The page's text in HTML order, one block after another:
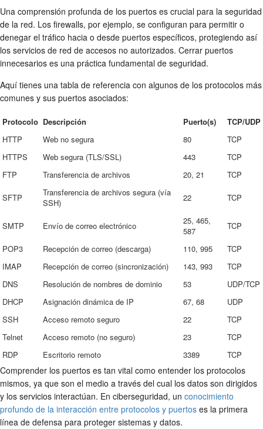
Una comprensión profunda de los puertos es crucial para la seguridad
de la red. Los firewalls, por ejemplo, se configuran para permitir o
denegar el tráfico hacia o desde puertos específicos, protegiendo así
los servicios de red de accesos no autorizados. Cerrar puertos
innecesarios es una práctica fundamental de seguridad.
Aquí tienes una tabla de referencia con algunos de los protocolos más
comunes y sus puertos asociados:
Protocolo Descripción Puerto(s)
TCP/UDP
HTTP
Web no segura 80
TCP
HTTPS
Web segura (TLS/SSL) 443
TCP
FTP
Transferencia de archivos 20, 21 TCP
SFTP
Transferencia de archivos segura (vía
SSH)
22 TCP
SMTP Envío de correo electrónico
25, 465,
587
TCP
POP3 Recepción de correo (descarga) 110, 995
TCP
IMAP
Recepción de correo (sincronización) 143, 993
TCP
DNS
Resolución de nombres de dominio 53
UDP/TCP
DHCP
Asignación dinámica de IP 67, 68
UDP
SSH
Acceso remoto seguro 22
TCP
Telnet
Acceso remoto (no seguro) 23
TCP
RDP
Escritorio remoto 3389 TCP
Comprender los puertos es tan vital como entender los protocolos
mismos, ya que son el medio a través del cual los datos son dirigidos
y los servicios interactúan. En ciberseguridad, un conocimiento
profundo de la interacción entre protocolos y puertos es la primera
línea de defensa para proteger sistemas y datos.